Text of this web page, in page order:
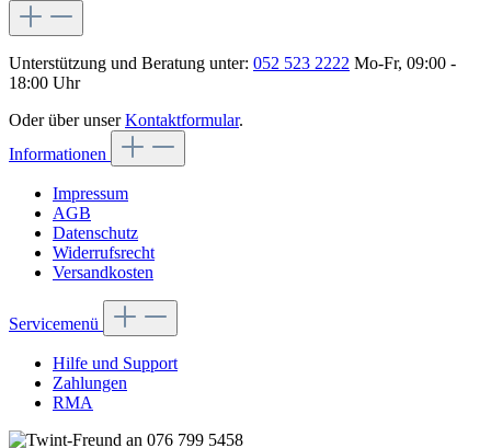
Unterstützung und Beratung unter: 052 523 2222 Mo-Fr, 09:00 -
18:00 Uhr
Oder über unserKontaktformular.
Informationen
Impressum
AGB
Datenschutz
Widerrufsrecht
Versandkosten
Servicemenü
Hilfe und Support
Zahlungen
RMA